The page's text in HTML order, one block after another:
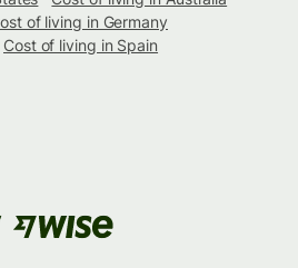
of living in Germany
Cost of living in Spain